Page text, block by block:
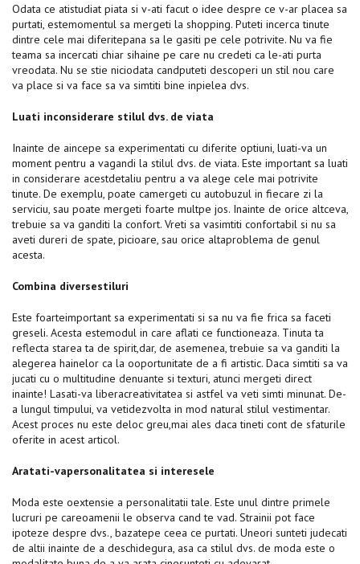
Odata ce atistudiat piata si v-ati facut o idee despre ce v-ar placea sa
purtati, estemomentul sa mergeti la shopping. Puteti incerca tinute
dintre cele mai diferitepana sa le gasiti pe cele potrivite. Nu va fie
teama sa incercati chiar sihaine pe care nu credeti ca le-ati purta
vreodata. Nu se stie niciodata candputeti descoperi un stil nou care
va place si va face sa va simtiti bine inpielea dvs.
Luati inconsiderare stilul dvs. de viata
Inainte de aincepe sa experimentati cu diferite optiuni, luati-va un
moment pentru a vagandi la stilul dvs. de viata. Este important sa luati
in considerare acestdetaliu pentru a va alege cele mai potrivite
tinute. De exemplu, poate camergeti cu autobuzul in fiecare zi la
serviciu, sau poate mergeti foarte multpe jos. Inainte de orice altceva,
trebuie sa va ganditi la confort. Vreti sa vasimtiti confortabil si nu sa
aveti dureri de spate, picioare, sau orice altaproblema de genul
acesta.
Combina diversestiluri
Este foarteimportant sa experimentati si sa nu va fie frica sa faceti
greseli. Acesta estemodul in care aflati ce functioneaza. Tinuta ta
reflecta starea ta de spirit,dar, de asemenea, trebuie sa va ganditi la
alegerea hainelor ca la ooportunitate de a fi artistic. Daca simtiti sa va
jucati cu o multitudine denuante si texturi, atunci mergeti direct
inainte! Lasati-va liberacreativitatea si astfel va veti simti minunat. De-
a lungul timpului, va vetidezvolta in mod natural stilul vestimentar.
Acest proces nu este deloc greu,mai ales daca tineti cont de sfaturile
oferite in acest articol.
Aratati-vapersonalitatea si interesele
Moda este oextensie a personalitatii tale. Este unul dintre primele
lucruri pe careoamenii le observa cand te vad. Strainii pot face
ipoteze despre dvs., bazatepe ceea ce purtati. Uneori sunteti judecati
de altii inainte de a deschidegura, asa ca stilul dvs. de moda este o